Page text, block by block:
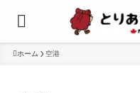
ホーム 空港